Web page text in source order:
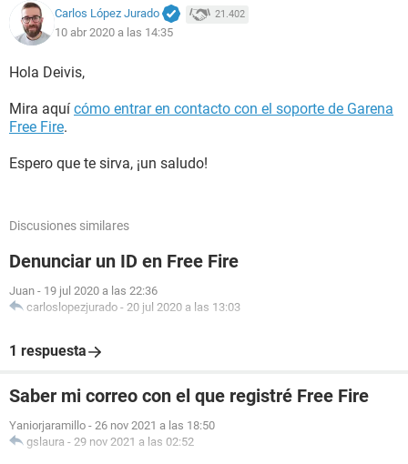
Carlos López Jurado 21.402
10 abr 2020 a las 14:35
Hola Deivis,
Mira aquí cómo entrar en contacto con el soporte de Garena
Free Fire.
Espero que te sirva, ¡un saludo!
Discusiones similares
Denunciar un ID en Free Fire
Juan - 19 jul 2020 a las 22:36
carloslopezjurado - 20 jul 2020 a las 13:03
1 respuesta
Saber mi correo con el que registré Free Fire
Yaniorjaramillo - 26 nov 2021 a las 18:50
gslaura - 29 nov 2021 a las 02:52